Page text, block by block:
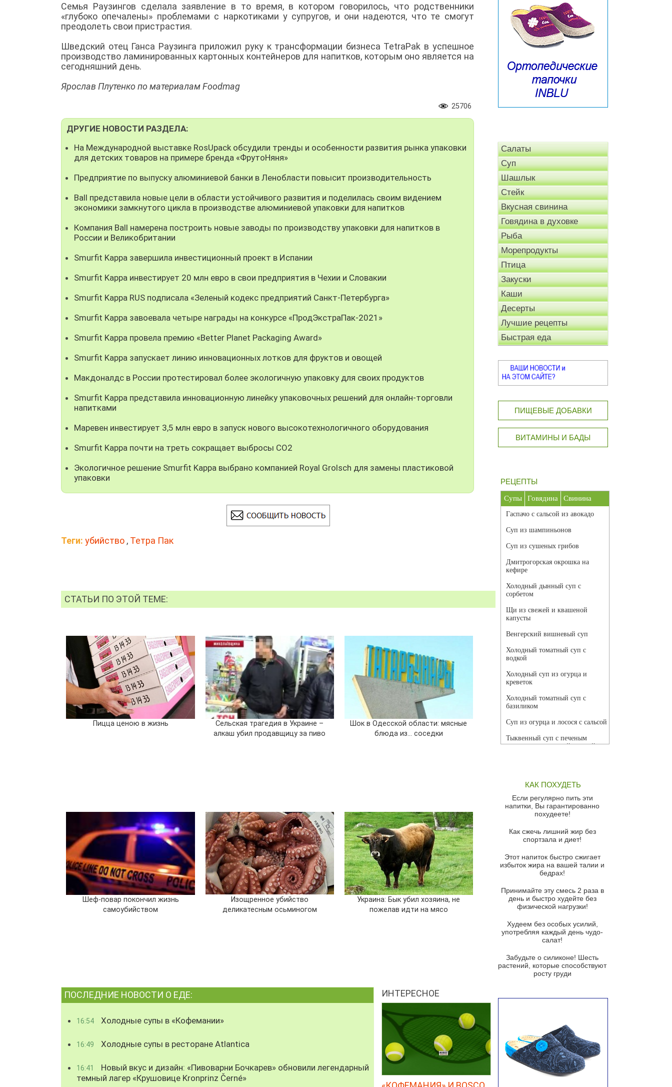
Семья Раузингов сделала заявление в то время, в котором говорилось, что родственники
«глубоко опечалены» проблемами с наркотиками у супругов, и они надеются, что те смогут
преодолеть свои пристрастия.
Шведский отец Ганса Раузинга приложил руку к трансформации бизнеса TetraPak в успешное
производство ламинированных картонных контейнеров для напитков, которым оно является на
сегодняшний день.
Ярослав Плутенко по материалам Foodmag
25706
ДРУГИЕ НОВОСТИ РАЗДЕЛА:
На Международной выставке RosUpack обсудили тренды и особенности развития рынка упаковки
для детских товаров на примере бренда «ФрутоНяня»
Предприятие по выпуску алюминиевой банки в Ленобласти повысит производительность
Ball представила новые цели в области устойчивого развития и поделилась своим видением
экономики замкнутого цикла в производстве алюминиевой упаковки для напитков
Компания Ball намерена построить новые заводы по производству упаковки для напитков в
России и Великобритании
Smurfit Kappa завершила инвестиционный проект в Испании
Smurfit Kappa инвестирует 20 млн евро в свои предприятия в Чехии и Словакии
Smurfit Kappa RUS подписала «Зеленый кодекс предприятий Санкт-Петербурга»
Smurfit Kappa завоевала четыре награды на конкурсе «ПродЭкстраПак-2021»
Smurfit Kappa провела премию «Better Planet Packaging Award»
Smurfit Kappa запускает линию инновационных лотков для фруктов и овощей
Макдоналдс в России протестировал более экологичную упаковку для своих продуктов
Smurfit Kappa представила инновационную линейку упаковочных решений для онлайн-торговли
напитками
Маревен инвестирует 3,5 млн евро в запуск нового высокотехнологичного оборудования
Smurfit Kappa почти на треть сокращает выбросы CO2
Экологичное решение Smurfit Kappa выбрано компанией Royal Grolsch для замены пластиковой
упаковки
Теги: убийство , Тетра Пак
СТАТЬИ ПО ЭТОЙ ТЕМЕ:
Пицца ценою в жизнь
Сельская трагедия в Украине –
алкаш убил продавщицу за пиво
Шок в Одесской области: мясные
блюда из… соседки
Шеф-повар покончил жизнь
самоубийством
Изощренное убийство
деликатесным осьминогом
Украина: Бык убил хозяина, не
пожелав идти на мясо
ПОСЛЕДНИЕ НОВОСТИ О ЕДЕ:
16:54 Холодные супы в «Кофемании»
16:49 Холодные супы в ресторане Atlantica
16:41
Новый вкус и дизайн: «Пивоварни Бочкарев» обновили легендарный
темный лагер «Крушовице Kronprinz Černé»
ИНТЕРЕСНОЕ
Салаты
Суп
Шашлык
Стейк
Вкусная свинина
Говядина в духовке
Рыба
Морепродукты
Птица
Закуски
Каши
Десерты
Лучшие рецепты
Быстрая еда
ПИЩЕВЫЕ ДОБАВКИ
ВИТАМИНЫ И БАДЫ
РЕЦЕПТЫ
Супы Говядина Свинина
Гаспачо с сальсой из авокадо
Суп из шампиньонов
Суп из сушеных грибов
Дмитрогорская окрошка на
кефире
Холодный дынный суп с
сорбетом
Щи из свежей и квашеной
капусты
Венгерский вишневый суп
Холодный томатный суп с
водкой
Холодный суп из огурца и
креветок
Холодный томатный суп с
базиликом
Суп из огурца и лосося с сальсой
Тыквенный суп с печеным
чесноком и томатной сальсой
красного перца
Парижский луковый суп
Суп из спаржи и горошка с
Суп-крем из цветной капусты
Французский луковый суп
Суп из баклажанов с моцареллой
Грибной крем-суп с кростини с
козьим сыром
Суп мисо с зеленым луком и
тофу
из рукколы
Португальский чесночный суп с
Ирландский картофельный суп
Суп из пастернака
Пряный морковный суп во время
зимних холодов
КАК ПОХУДЕТЬ
Если регулярно пить эти
напитки, Вы гарантированно
похудеете!
Как сжечь лишний жир без
спортзала и диет!
Этот напиток быстро сжигает
избыток жира на вашей талии и
бедрах!
Принимайте эту смесь 2 раза в
день и быстро худейте без
физической нагрузки!
Худеем без особых усилий,
употребляя каждый день чудо-
салат!
Забудьте о силиконе! Шесть
растений, которые способствуют
росту груди